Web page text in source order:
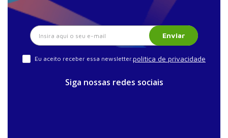
Enviar
Eu aceito receber essa newsletter.política de privacidade
Siga nossas redes sociais